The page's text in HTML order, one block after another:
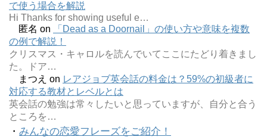
で使う場合を解説
Hi Thanks for showing useful e…
匿名 on
「Dead as a Doornail」の使い方や意味を複数
の例で解説！
クリスマス・キャロルを読んでいてここにたどり着きまし
た。ドア…
まつえ on レアジョブ英会話の料金は？59%の初級者に
対応する教材とレベルとは
英会話の勉強は常々したいと思っていますが、自分と合う
ところを…
・ みんなの恋愛フレーズをご紹介！